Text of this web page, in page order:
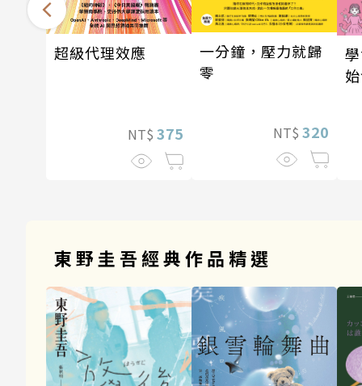
超級代理效應
NT$ 375
一分鐘，壓力就歸
零
NT$ 320
東野圭吾經典作品精選